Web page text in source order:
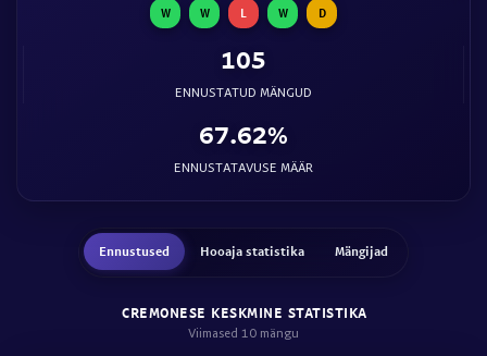
W W L W D
105
ENNUSTATUD MÄNGUD
67.62%
ENNUSTATAVUSE MÄÄR
Ennustused Hooaja statistika Mängijad
CREMONESE KESKMINE STATISTIKA
Viimased 10 mängu